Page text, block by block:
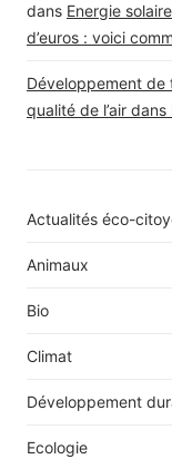
dans Energie
d’euros : voici
Développement de
qualité de l’air
Actualités éco-
Animaux
Bio
Climat
Développement
Ecologie